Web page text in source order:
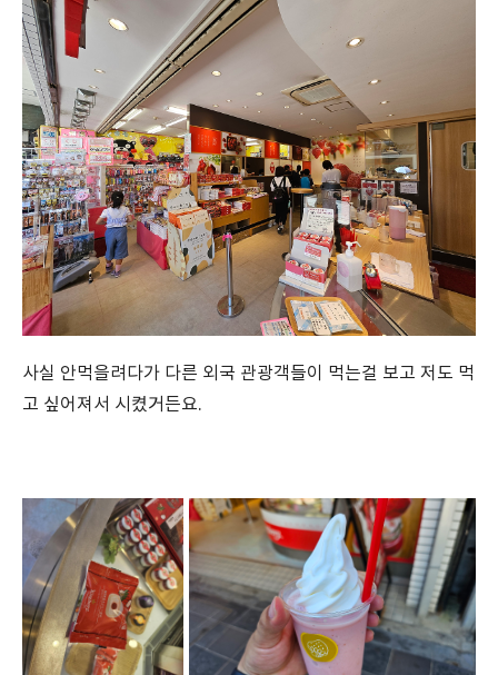
사실 안먹을려다가 다른 외국 관광객들이 먹는걸 보고 저도 먹
고 싶어져서 시켰거든요.